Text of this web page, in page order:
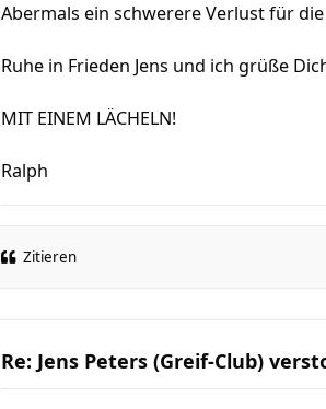
Abermals ein schwerere Verlust für
Ruhe in Frieden Jens und ich grüße
MIT EINEM LÄCHELN!
Ralph
Zitieren
Re: Jens Peters (Greif-Club)